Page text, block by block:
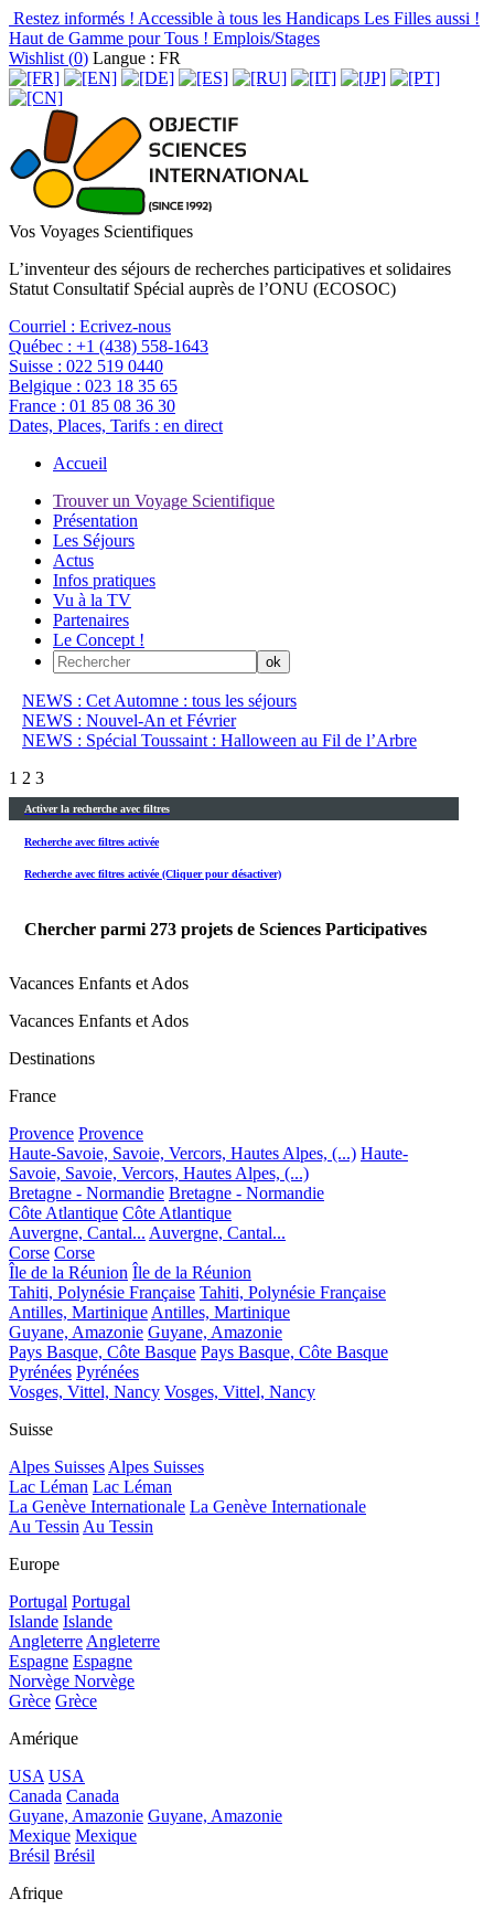
Restez informés ! Accessible à tous les Handicaps Les Filles aussi !
Haut de Gamme pour Tous ! Emplois/Stages
Wishlist (0) Langue : FR
Vos Voyages Scientifiques
L’inventeur des séjours de recherches participatives et solidaires
Statut Consultatif Spécial auprès de l’ONU (ECOSOC)
Courriel : Ecrivez-nous
Québec : +1 (438) 558-1643
Suisse : 022 519 0440
Belgique : 023 18 35 65
France : 01 85 08 36 30
Dates, Places, Tarifs : en direct
Accueil
Trouver un Voyage Scientifique
Présentation
Les Séjours
Actus
Infos pratiques
Vu à la TV
Partenaires
Le Concept !
NEWS : Cet Automne : tous les séjours
NEWS : Nouvel-An et Février
NEWS : Spécial Toussaint : Halloween au Fil de l’Arbre
1 2 3
Activer la recherche avec filtres
Recherche avec filtres activée
Recherche avec filtres activée (Cliquer pour désactiver)
Chercher parmi 273 projets de Sciences Participatives
Vacances Enfants et Ados
Vacances Enfants et Ados
Destinations
France
Provence Provence
Haute-Savoie, Savoie, Vercors, Hautes Alpes, (...) Haute-
Savoie, Savoie, Vercors, Hautes Alpes, (...)
Bretagne - Normandie Bretagne - Normandie
Côte Atlantique Côte Atlantique
Auvergne, Cantal... Auvergne, Cantal...
Corse Corse
Île de la Réunion Île de la Réunion
Tahiti, Polynésie Française Tahiti, Polynésie Française
Antilles, MartiniqueAntilles, Martinique
Guyane, Amazonie Guyane, Amazonie
Pays Basque, Côte Basque Pays Basque, Côte Basque
Pyrénées Pyrénées
Vosges, Vittel, Nancy Vosges, Vittel, Nancy
Suisse
Alpes SuissesAlpes Suisses
Lac Léman Lac Léman
La Genève Internationale La Genève Internationale
Au TessinAu Tessin
Europe
Portugal Portugal
Islande Islande
AngleterreAngleterre
Espagne Espagne
Norvège Norvège
Grèce Grèce
Amérique
USA USA
Canada Canada
Guyane, Amazonie Guyane, Amazonie
Mexique Mexique
Brésil Brésil
Afrique